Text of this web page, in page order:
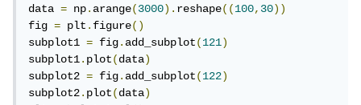
data = np.arange(3000).reshape((100,30))
fig = plt.figure()
subplot1 = fig.add_subplot(121)
subplot1.plot(data)
subplot2 = fig.add_subplot(122)
subplot2.plot(data)